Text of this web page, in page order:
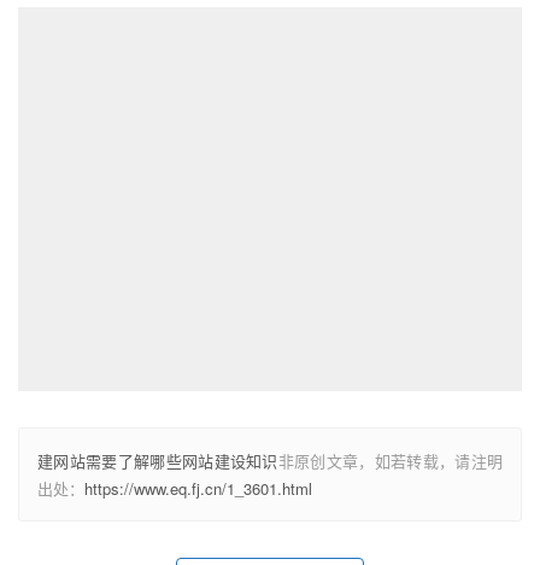
建网站需要了解哪些网站建设知识非原创文章，如若转载，请注明
出处： https://www.eq.fj.cn/1_3601.html